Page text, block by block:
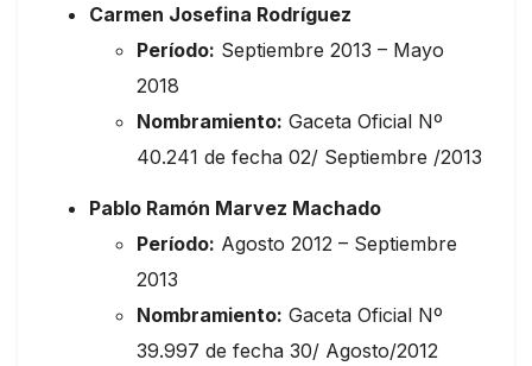
Carmen Josefina Rodríguez
Período: Septiembre 2013 – Mayo
2018
Nombramiento: Gaceta Oficial Nº
40.241 de fecha 02/ Septiembre /2013
Pablo Ramón Marvez Machado
Período: Agosto 2012 – Septiembre
2013
Nombramiento: Gaceta Oficial Nº
39.997 de fecha 30/ Agosto/2012